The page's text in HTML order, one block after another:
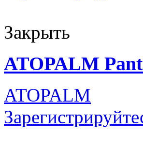
Закрыть
ATOPALM
ATOPALM